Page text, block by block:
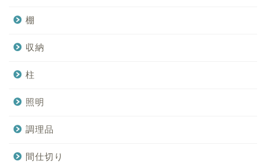
棚
収納
柱
照明
調理品
間仕切り